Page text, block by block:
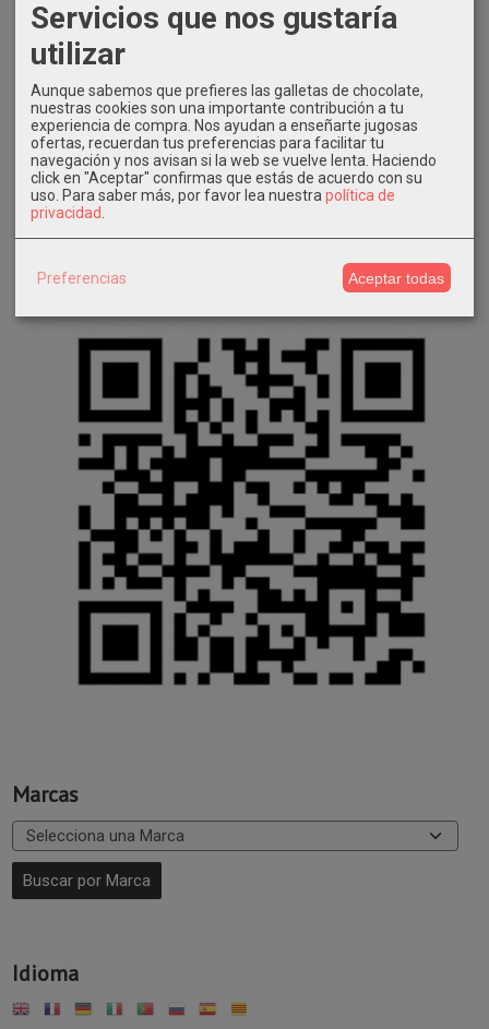
Marcas
Idioma
Servicios que nos gustaría
utilizar
Aunque sabemos que prefieres las galletas de chocolate,
nuestras cookies son una importante contribución a tu
experiencia de compra. Nos ayudan a enseñarte jugosas
ofertas, recuerdan tus preferencias para facilitar tu
navegación y nos avisan si la web se vuelve lenta. Haciendo
click en "Aceptar" confirmas que estás de acuerdo con su
uso. Para saber más, por favor lea nuestra política de
privacidad
Preferencias Aceptar todas